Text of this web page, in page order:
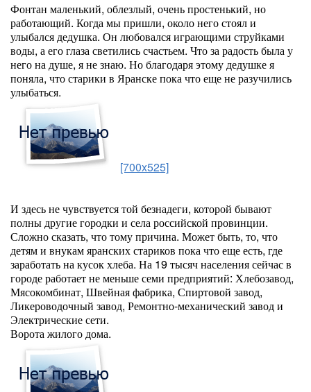
Фонтан маленький, облезлый, очень простенький, но
работающий. Когда мы пришли, около него стоял и
улыбался дедушка. Он любовался играющими струйками
воды, а его глаза светились счастьем. Что за радость была у
него на душе, я не знаю. Но благодаря этому дедушке я
поняла, что старики в Яранске пока что еще не разучились
улыбаться.
[700x525]
И здесь не чувствуется той безнадеги, которой бывают
полны другие городки и села российской провинции.
Сложно сказать, что тому причина. Может быть, то, что
детям и внукам яранских стариков пока что еще есть, где
заработать на кусок хлеба. На 19 тысяч населения сейчас в
городе работает не меньше семи предприятий: Хлебозавод,
Мясокомбинат, Швейная фабрика, Спиртовой завод,
Ликероводочный завод, Ремонтно-механический завод и
Электрические сети.
Ворота жилого дома.